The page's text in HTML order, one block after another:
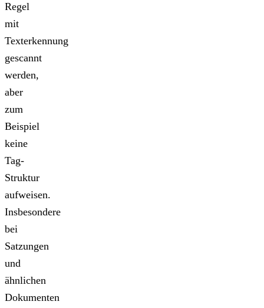
Regel
mit
Texterkennung
gescannt
werden,
aber
zum
Beispiel
keine
Tag-
Struktur
aufweisen.
Insbesondere
bei
Satzungen
und
ähnlichen
Dokumenten